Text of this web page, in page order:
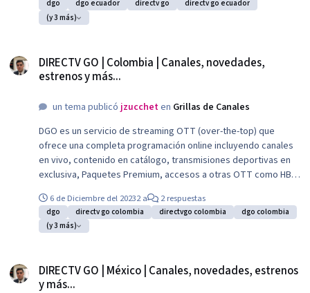
dgo dgo ecuador directv go
directv go ecuador
(y 3 más)
DIRECTV GO | Colombia | Canales, novedades,
estrenos y más...
un tema publicó jzuccheten Grillas de Canales
DGO es un servicio de streaming OTT (over-the-top) que
ofrece una completa programación online incluyendo canales
en vivo, contenido en catálogo, transmisiones deportivas en
exclusiva, Paquetes Premium, accesos a otras OTT como HBO
ver hasta en dos dispositivos en simultaneo.
6 de Diciembre del 20232 a 2 respuestas
dgo directv go colombia directvgo colombia
dgo colombia
(y 3 más)
DIRECTV GO | México | Canales, novedades, estrenos
y más...